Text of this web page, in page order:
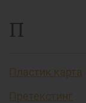
П
Пластик карта
Претекстинг